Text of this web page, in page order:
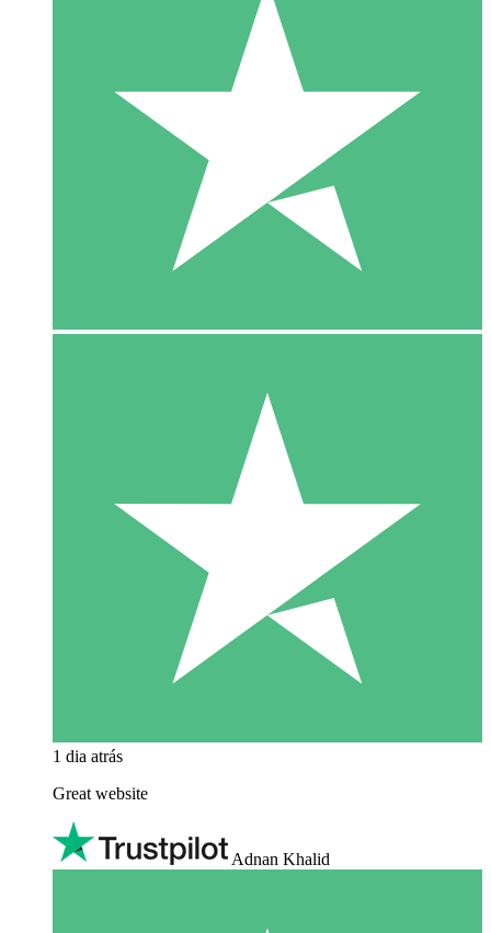
1 dia atrás
Great website
Adnan Khalid